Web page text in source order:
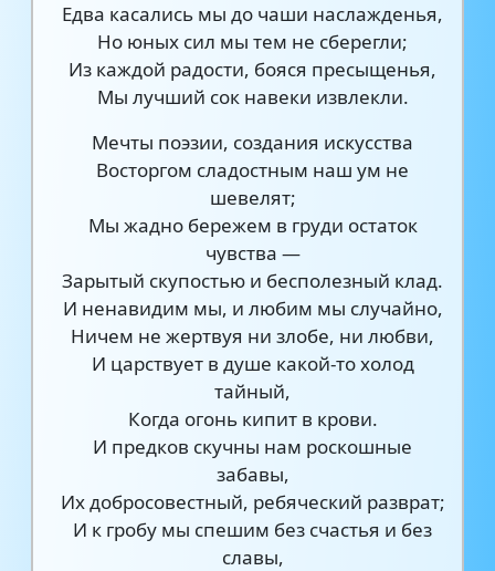
Едва касались мы до чаши наслажденья,
Но юных сил мы тем не сберегли;
Из каждой радости, бояся пресыщенья,
Мы лучший сок навеки извлекли.
Мечты поэзии, создания искусства
Восторгом сладостным наш ум не
шевелят;
Мы жадно бережем в груди остаток
чувства —
Зарытый скупостью и бесполезный клад.
И ненавидим мы, и любим мы случайно,
Ничем не жертвуя ни злобе, ни любви,
И царствует в душе какой-то холод
тайный,
Когда огонь кипит в крови.
И предков скучны нам роскошные
забавы,
Их добросовестный, ребяческий разврат;
И к гробу мы спешим без счастья и без
славы,